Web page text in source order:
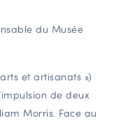
»
du Musée
et artisanats »)
de deux
Morris. Face au